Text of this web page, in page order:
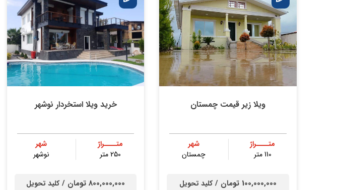
ویلا زیر قیمت چمستان
متــــراژ
110 متر
شهر
چمستان
100,000,000 تومان / کلید تحویل
خرید ویلا استخردار نوشهر
متــــراژ
250 متر
شهر
نوشهر
800,000,000 تومان / کلید تحویل